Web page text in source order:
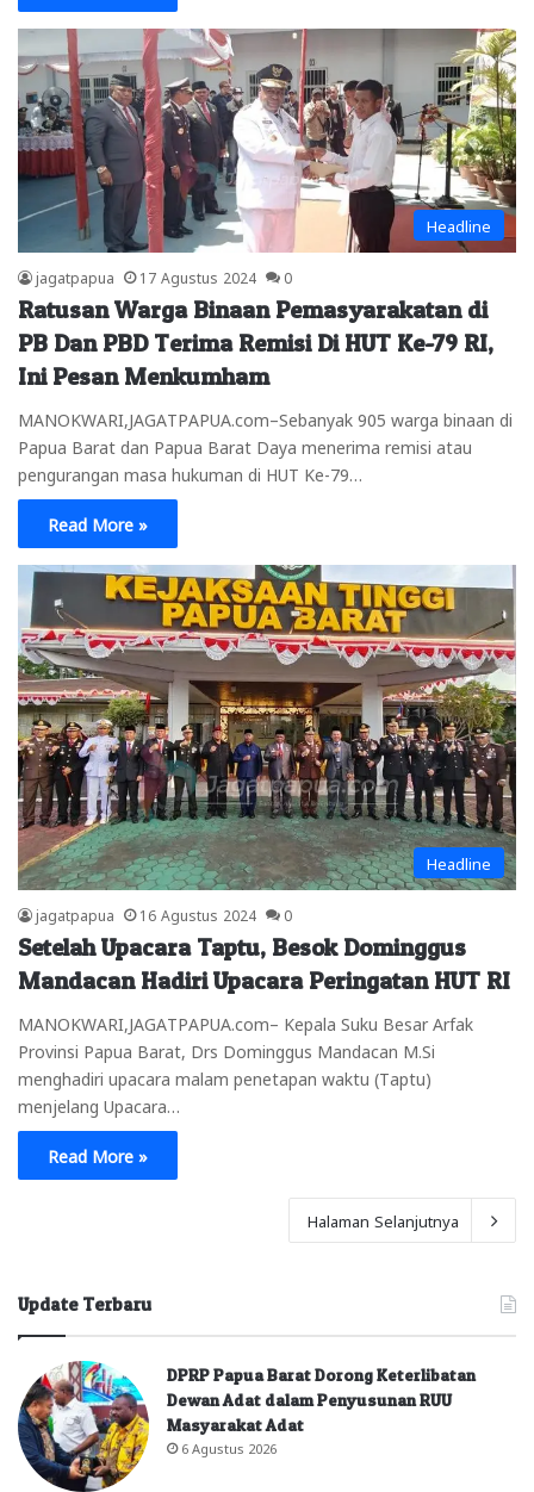
Headline
jagatpapua 17 Agustus 2024 0
Ratusan Warga Binaan Pemasyarakatan di
PB Dan PBD Terima Remisi Di HUT Ke-79 RI,
Ini Pesan Menkumham
MANOKWARI,JAGATPAPUA.com–Sebanyak 905 warga binaan di
Papua Barat dan Papua Barat Daya menerima remisi atau
pengurangan masa hukuman di HUT Ke-79…
Read More »
Headline
jagatpapua 16 Agustus 2024 0
Setelah Upacara Taptu, Besok Dominggus
Mandacan Hadiri Upacara Peringatan HUT RI
MANOKWARI,JAGATPAPUA.com– Kepala Suku Besar Arfak
Provinsi Papua Barat, Drs Dominggus Mandacan M.Si
menghadiri upacara malam penetapan waktu (Taptu)
menjelang Upacara…
Read More »
Halaman Selanjutnya
Update Terbaru
DPRP Papua Barat Dorong Keterlibatan
Dewan Adat dalam Penyusunan RUU
Masyarakat Adat
6 Agustus 2026